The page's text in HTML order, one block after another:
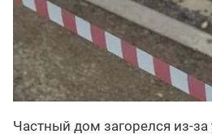
Частный дом загорелся из-